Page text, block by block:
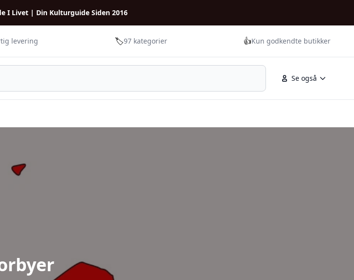
I Livet | Din Kulturguide Siden 2016
levering 🏷️97 kategorier 👍Kun godkendte butikker
Se også